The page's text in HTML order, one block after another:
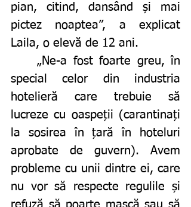
pian, citind, dansând și mai
pictez noaptea”, a explicat
Laila, o elevă de 12 ani.
special celor din industria
hotelieră care trebuie să
lucreze cu oaspeții (carantinați
la sosirea în țară în hoteluri
aprobate de guvern). Avem
probleme cu unii dintre ei, care
nu vor să respecte regulile și
refuză să poarte mască sau să